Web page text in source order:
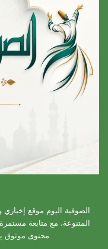
الصوفية اليوم موقع إخباري
المتنوعة، مع متابعة
محتوى موثوق